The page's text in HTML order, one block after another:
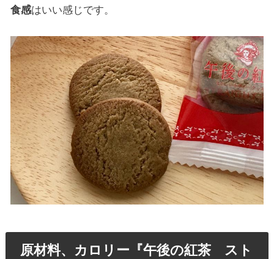
食感はいい感じです。
原材料、カロリー『午後の紅茶 スト